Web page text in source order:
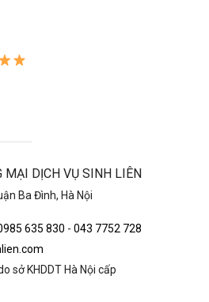
MẠI DỊCH VỤ SINH LIÊN
Ba Đình, Hà Nội
635 830 - 043 7752 728
sở KHDDT Hà Nội cấp